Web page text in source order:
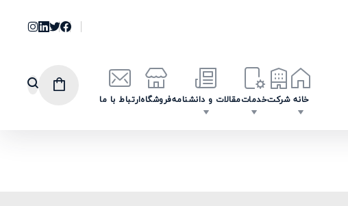
خانه شرکتخدماتمقالات و دانشنامهفروشگاهارتباط با ما